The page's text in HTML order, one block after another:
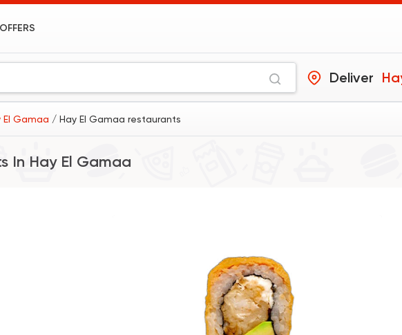
OFFERS
Deliver
El Gamaa / Hay El Gamaa restaurants
In Hay El Gamaa